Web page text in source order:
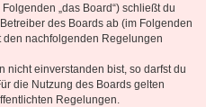
Folgenden „das Board“) schließt du
des Boards ab (im Folgenden
den nachfolgenden Regelungen
nicht einverstanden bist, so darfst du
die Nutzung des Boards gelten
Regelungen.